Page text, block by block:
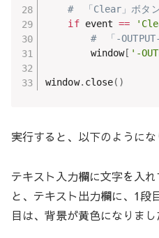
#　「Clear」ボタ
if event ==
#　「-
        window
[ '-
window. close( )
実行すると、以下のようにな
テキスト入力欄に文字を入
と、テキスト出力欄に、1段
目は、背景が黄色になりまし